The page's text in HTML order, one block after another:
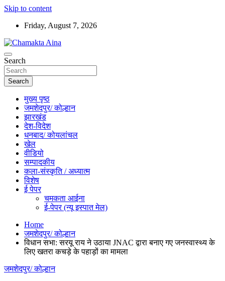
Skip to content
Friday, August 7, 2026
Chamakta Aina
Hindi News Paper – Jharkhand
Search
Search
मुख्य पृष्ठ
जमशेदपुर/ कोल्हान
झारखंड
देश-विदेश
धनबाद/ कोयलांचल
खेल
वीडियो
सम्पादकीय
कला-संस्कृति / अध्यात्म
विशेष
ई पेपर
चमकता आईना
ई-पेपर (न्यू इस्पात मेल)
Home
जमशेदपुर/ कोल्हान
विधान सभा: सरयू राय ने उठाया JNAC द्वारा बनाए गए जनस्वास्थ्य के
लिए खतरा कचड़े के पहाड़ों का मामला
जमशेदपुर/ कोल्हान